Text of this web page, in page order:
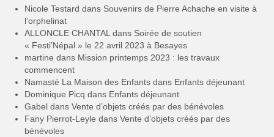
Nicole Testard dans Souvenirs de Pierre Achache en visite à
l’orphelinat
ALLONCLE CHANTAL dans Soirée de soutien
« Festi’Népal » le 22 avril 2023 à Besayes
martine dans Mission printemps 2023 : les travaux
commencent
Namasté La Maison des Enfants dans Enfants déjeunant
Dominique Picq dans Enfants déjeunant
Gabel dans Vente d’objets créés par des bénévoles
Fany Pierrot-Leyle dans Vente d’objets créés par des
bénévoles